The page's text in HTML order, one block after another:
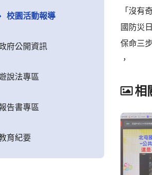
校園活動報導
府公開資訊
說法專區
告書專區
育紀要
「沒有
國防災
保命三
，
相